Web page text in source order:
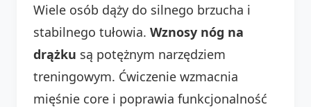
Wiele osób dąży do silnego brzucha i
stabilnego tułowia. Wznosy nóg na
drążku są potężnym narzędziem
treningowym. Ćwiczenie wzmacnia
mięśnie core i poprawia funkcjonalność